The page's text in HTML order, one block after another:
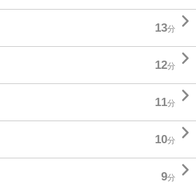
13分 
12分 
11分 
10分 
9分 